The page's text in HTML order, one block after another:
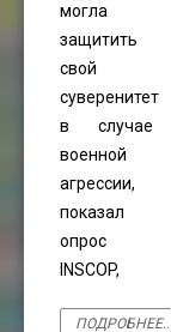
могла
защитить
свой
суверенитет
в случае
военной
агрессии,
показал
опрос
INSCOP,
ПОДРОБНЕЕ...